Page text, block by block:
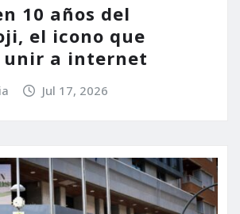
10 años del
el icono que
unir a internet
Jul 17, 2026